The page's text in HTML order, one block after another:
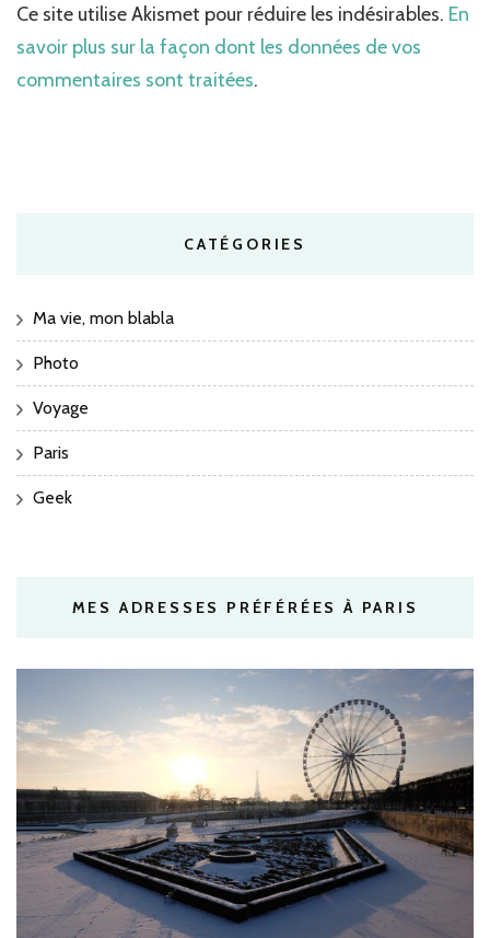
Ce site utilise Akismet pour réduire les indésirables. En
savoir plus sur la façon dont les données de vos
commentaires sont traitées.
CATÉGORIES
Ma vie, mon blabla
Photo
Voyage
Paris
Geek
MES ADRESSES PRÉFÉRÉES À PARIS